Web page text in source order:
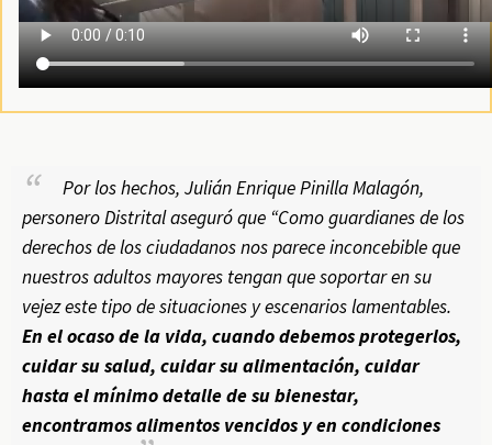
Por los hechos, Julián Enrique Pinilla Malagón,
personero Distrital aseguró que “Como guardianes de los
derechos de los ciudadanos nos parece inconcebible que
nuestros adultos mayores tengan que soportar en su
vejez este tipo de situaciones y escenarios lamentables.
En el ocaso de la vida, cuando debemos protegerlos,
cuidar su salud, cuidar su alimentación, cuidar
hasta el mínimo detalle de su bienestar,
encontramos alimentos vencidos y en condiciones